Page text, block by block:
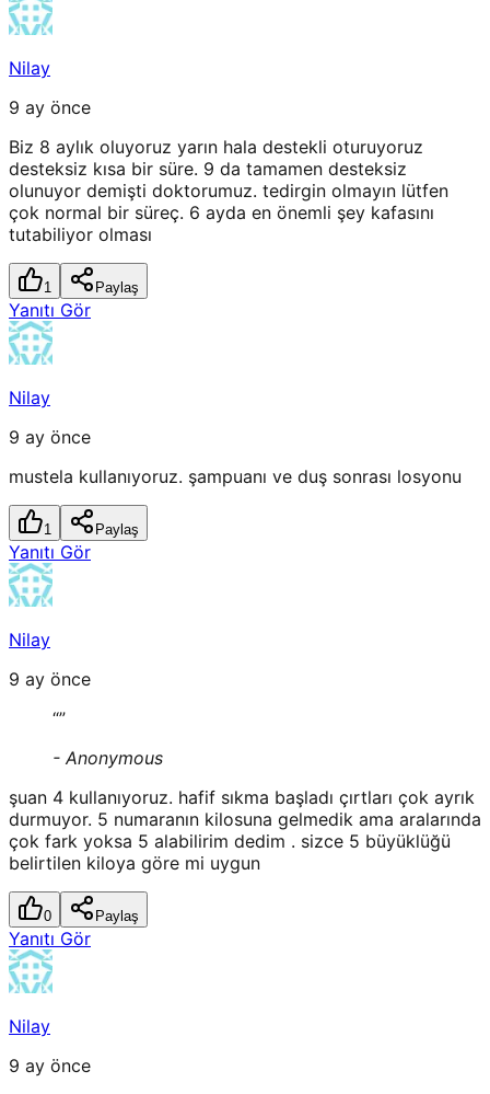
Nilay
9 ay önce
Biz 8 aylık oluyoruz yarın hala destekli oturuyoruz
desteksiz kısa bir süre. 9 da tamamen desteksiz
olunuyor demişti doktorumuz. tedirgin olmayın lütfen
çok normal bir süreç. 6 ayda en önemli şey kafasını
tutabiliyor olması
1 Paylaş
Yanıtı Gör
Nilay
9 ay önce
mustela kullanıyoruz. şampuanı ve duş sonrası losyonu
1 Paylaş
Yanıtı Gör
Nilay
9 ay önce
“”
- Anonymous
şuan 4 kullanıyoruz. hafif sıkma başladı çırtları çok ayrık
durmuyor. 5 numaranın kilosuna gelmedik ama aralarında
çok fark yoksa 5 alabilirim dedim . sizce 5 büyüklüğü
belirtilen kiloya göre mi uygun
0 Paylaş
Yanıtı Gör
Nilay
9 ay önce